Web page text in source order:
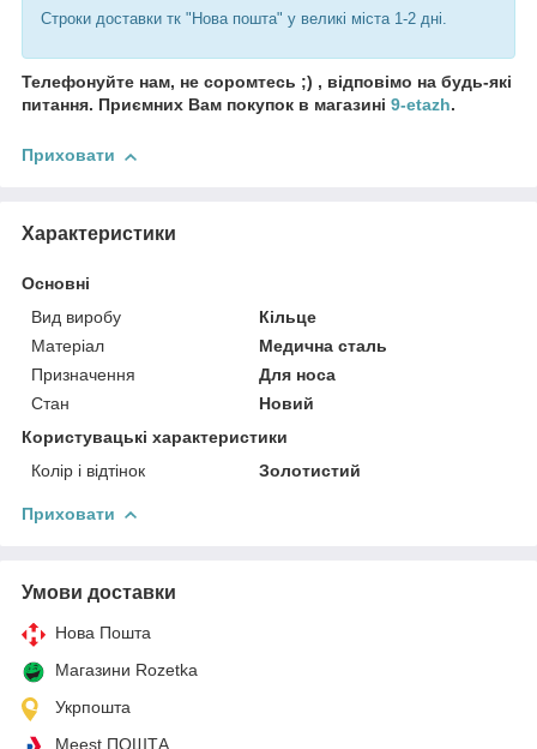
Строки доставки тк "Нова пошта" у великі міста 1-2 дні.
Телефонуйте нам, не соромтесь ;) , відповімо на будь-які
питання. Приємних Вам покупок в магазині 9-etazh.
Приховати
Характеристики
Основні
Вид виробу
Кільце
Матеріал
Медична сталь
Призначення
Для носа
Стан
Новий
Користувацькі характеристики
Колір і відтінок
Золотистий
Приховати
Умови доставки
Нова Пошта
Магазини Rozetka
Укрпошта
Meest ПОШТА